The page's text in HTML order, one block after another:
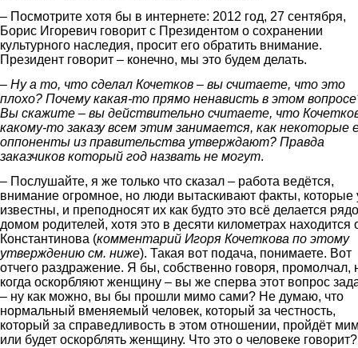
– Посмотрите хотя бы в интернете: 2012 год, 27 сентября,
Борис Игоревич говорит с Президентом о сохранении
культурного наследия, просит его обратить внимание.
Президент говорит – конечно, мы это будем делать.
– Ну а то, что сделал Кочетков – вы считаете, что это
плохо? Почему какая-то прямо ненависть в этом
Вы скажите – вы действительно считаете, что
какому-то заказу всем этим занимается, как некоторые
оппоненты из правительства утверждают? Правда
заказчиков который год назвать не могут.
– Послушайте, я же только что сказал – работа ведётся,
внимание огромное, но люди вытаскивают факты, которые
известны, и преподносят их как будто это всё делается
домом родителей, хотя это в десяти километрах находится
Константинова (комментарий Игоря Кочеткова по этому
утверждению см. ниже). Такая вот подача, понимаете. Вот
отчего раздражение. Я бы, собственно говоря, промолчал,
когда оскорбляют женщину – вы же сперва этот вопрос
– ну как можно, вы бы прошли мимо сами? Не думаю, что
нормальный вменяемый человек, который за честность,
который за справедливость в этом отношении, пройдёт
или будет оскорблять женщину. Что это о человеке говорит?